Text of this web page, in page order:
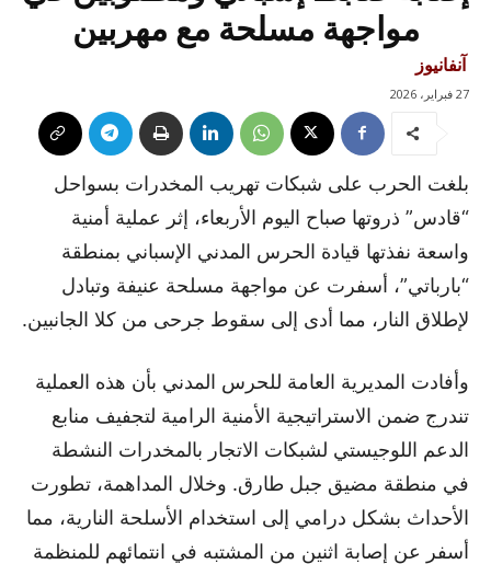
مواجهة مسلحة مع مهربين
آنفانيوز
27 فبراير، 2026
بلغت الحرب على شبكات تهريب المخدرات بسواحل
“قادس” ذروتها صباح اليوم الأربعاء، إثر عملية أمنية
واسعة نفذتها قيادة الحرس المدني الإسباني بمنطقة
“بارباتي”، أسفرت عن مواجهة مسلحة عنيفة وتبادل
لإطلاق النار، مما أدى إلى سقوط جرحى من كلا الجانبين.
وأفادت المديرية العامة للحرس المدني بأن هذه العملية
تندرج ضمن الاستراتيجية الأمنية الرامية لتجفيف منابع
الدعم اللوجيستي لشبكات الاتجار بالمخدرات النشطة
في منطقة مضيق جبل طارق. وخلال المداهمة، تطورت
الأحداث بشكل درامي إلى استخدام الأسلحة النارية، مما
أسفر عن إصابة اثنين من المشتبه في انتمائهم للمنظمة